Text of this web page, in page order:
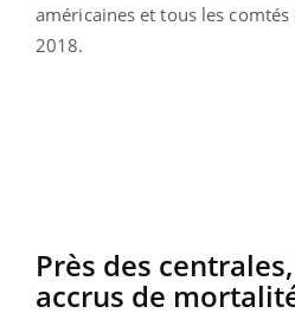
américaines et tous les
2018.
Près des
accrus de